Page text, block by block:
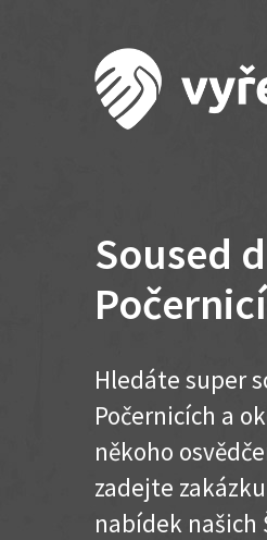
Soused
Hledáte super
Počernicích a
někoho
zadejte
nabídek našich